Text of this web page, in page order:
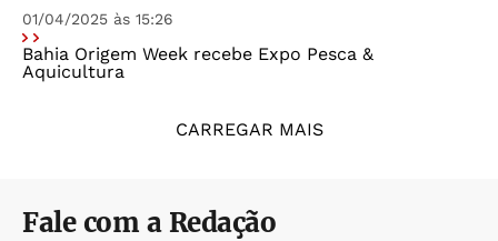
01/04/2025 às 15:26
Bahia Origem Week recebe Expo Pesca &
Aquicultura
CARREGAR MAIS
Fale com a Redação